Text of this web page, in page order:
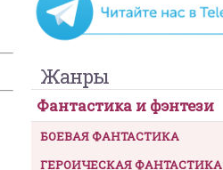
Жанры
Фантастика и фэнтези
БОЕВАЯ ФАНТАСТИКА
ГЕРОИЧЕСКАЯ ФАНТАСТИКА